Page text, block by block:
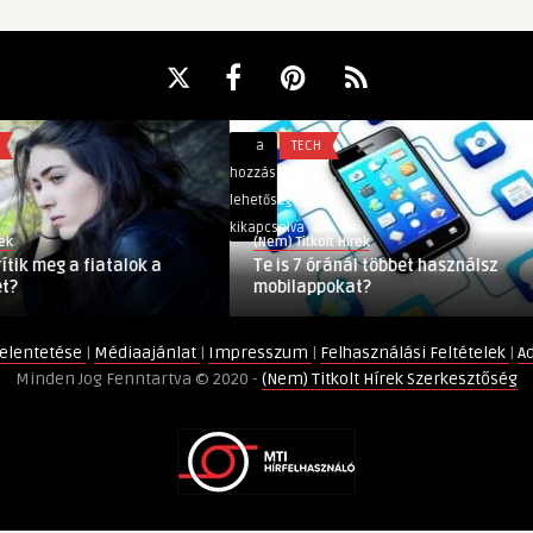
a fiatalok a
is
óránál
többet
használsz
mobilappokat?
hozzászólások
lehetősége
kikapcsolva
TECH
(Nem) Titkolt Hírek
Te is 7 óránál többet használsz
mobilappokat?
| Médiaajánlat | Impresszum | Felhasználási Feltételek |
Minden Jog Fenntartva © 2020 - (Nem) Titkolt Hírek Szerkesztőség